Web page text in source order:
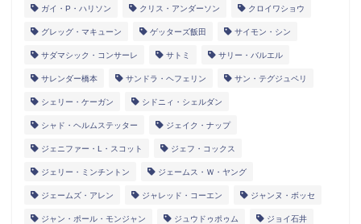
ガイ・P・ハリソン クリス・アンダーソン クロイワショウ
グレッグ・マキューン ゲッターズ飯田 サイモン・シン
サダマシック・コンサーレ サトミ サリー・バルエル
サレンダー橋本 サンドラ・ヘフェリン サン・テグジュペリ
シェリー・ケーガン シドニィ・シェルダン
シャド・ヘルムステッター ジェイク・ナップ
ジェニファー・L・スコット ジェフ・コックス
ジェリー・ミンチントン ジェームス・Ｗ・ヤング
ジェームズ・アレン ジャレッド・コーエン ジャンヌ・ボッセ
ジャン・ポール・モンジャン ジュウドゥポゥム ジョイ石井